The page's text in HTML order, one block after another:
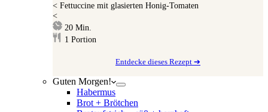
< Fettuccine mit glasierten Honig-Tomaten
<
20Minuten
Min.
1 Portion
Entdecke dieses Rezept ➔
Guten Morgen!
Habermus
Brot + Brötchen